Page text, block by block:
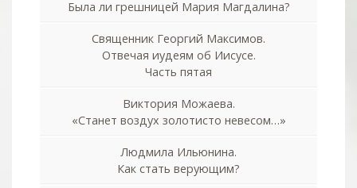
Была ли грешницей Мария Магдалина?
Священник Георгий Максимов.
Отвечая иудеям об Иисусе.
Часть пятая
Виктория Можаева.
«Станет воздух золотисто невесом…»
Людмила Ильюнина.
Как стать верующим?